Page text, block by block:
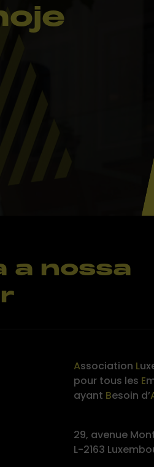
a nossa
Association L
pour tous les E
ayant Besoin d’
29, avenue
L-2163